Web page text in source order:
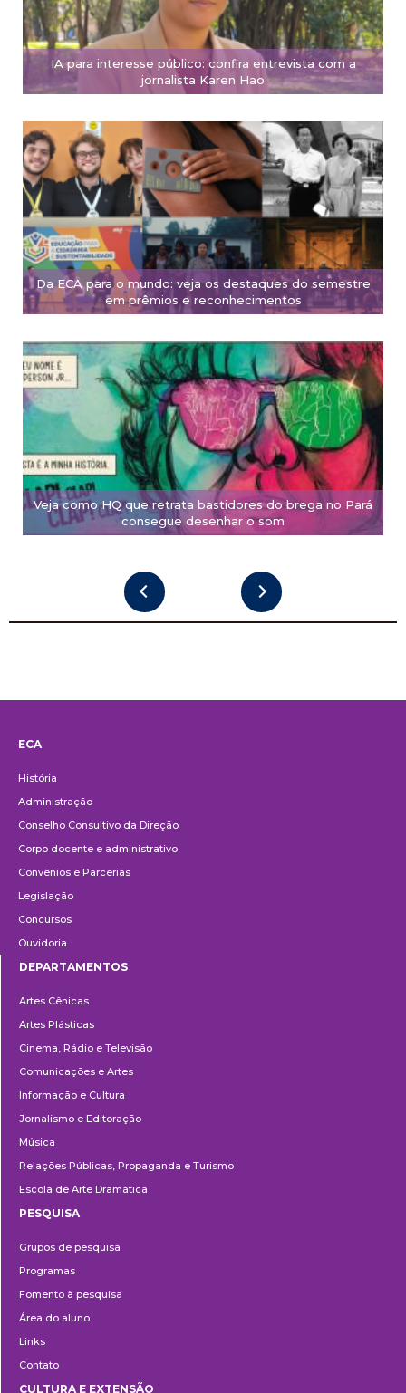
IA para interesse público: confira entrevista com a
jornalista Karen Hao
Da ECA para o mundo: veja os destaques do semestre
em prêmios e reconhecimentos
Veja como HQ que retrata bastidores do brega no Pará
consegue desenhar o som
ECA
História
Administração
Conselho Consultivo da Direção
Corpo docente e administrativo
Convênios e Parcerias
Legislação
Concursos
Ouvidoria
DEPARTAMENTOS
Artes Cênicas
Artes Plásticas
Cinema, Rádio e Televisão
Comunicações e Artes
Informação e Cultura
Jornalismo e Editoração
Música
Relações Públicas, Propaganda e Turismo
Escola de Arte Dramática
PESQUISA
Grupos de pesquisa
Programas
Fomento à pesquisa
Área do aluno
Links
Contato
CULTURA E EXTENSÃO